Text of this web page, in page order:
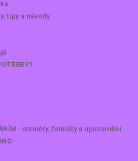
tipy a návody
- rozměry, formáty a upozornění